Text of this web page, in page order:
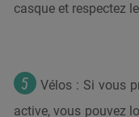
casque et respectez
Vélos : Si vous
active, vous pouvez